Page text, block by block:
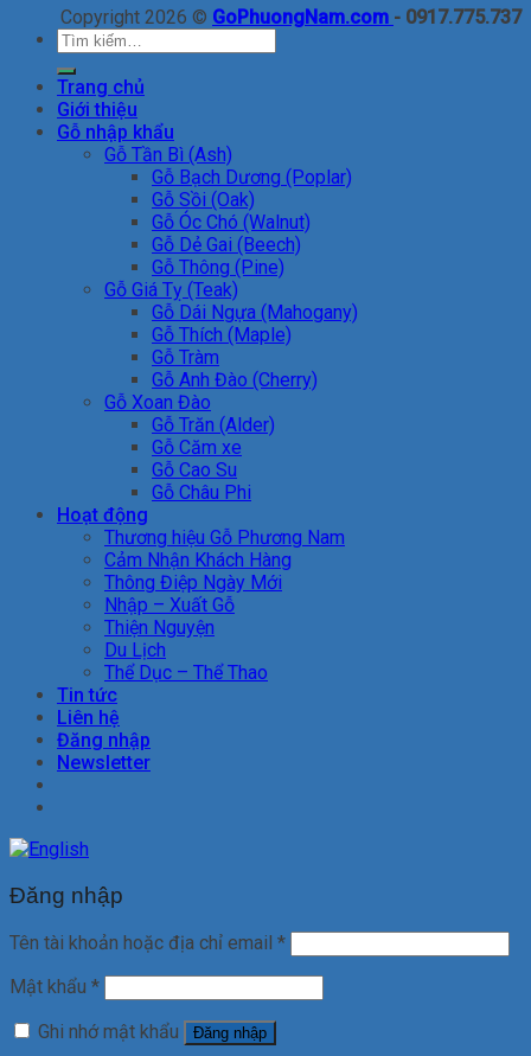
Copyright 2026 © GoPhuongNam.com - 0917.775.737
Tìm
Trang chủ
Giới thiệu
Gỗ nhập khẩu
Gỗ Tần Bì (Ash)
Gỗ Bạch Dương (Poplar)
Gỗ Sồi (Oak)
Gỗ Óc Chó (Walnut)
Gỗ Dẻ Gai (Beech)
Gỗ Thông (Pine)
Gỗ Giá Tỵ (Teak)
Gỗ Dái Ngựa (Mahogany)
Gỗ Thích (Maple)
Gỗ Tràm
Gỗ Anh Đào (Cherry)
Gỗ Xoan Đào
Gỗ Trăn (Alder)
Gỗ Căm xe
Gỗ Cao Su
Gỗ Châu Phi
Hoạt động
Thương hiệu Gỗ Phương Nam
Cảm Nhận Khách Hàng
Thông Điệp Ngày Mới
Nhập – Xuất Gỗ
Thiện Nguyện
Du Lịch
Thể Dục – Thể Thao
Tin tức
Liên hệ
Đăng nhập
Newsletter
Đăng nhập
Tên tài khoản hoặc địa chỉ email *
Mật khẩu *
Ghi nhớ mật khẩu
Đăng nhập